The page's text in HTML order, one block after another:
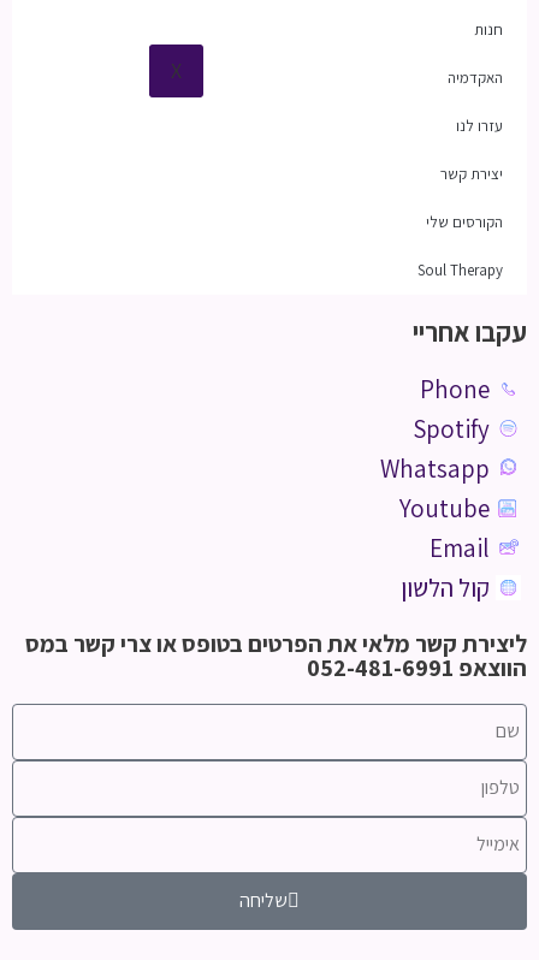
X
חנות
האקדמיה
עזרו לנו
יצירת קשר
הקורסים שלי
Soul Therapy
עקבו אחריי
Phone
Spotify
Whatsapp
Youtube
Email
קול הלשון
ליצירת קשר מלאי את הפרטים בטופס או צרי קשר במס
הווצאפ 052-481-6991
שליחה